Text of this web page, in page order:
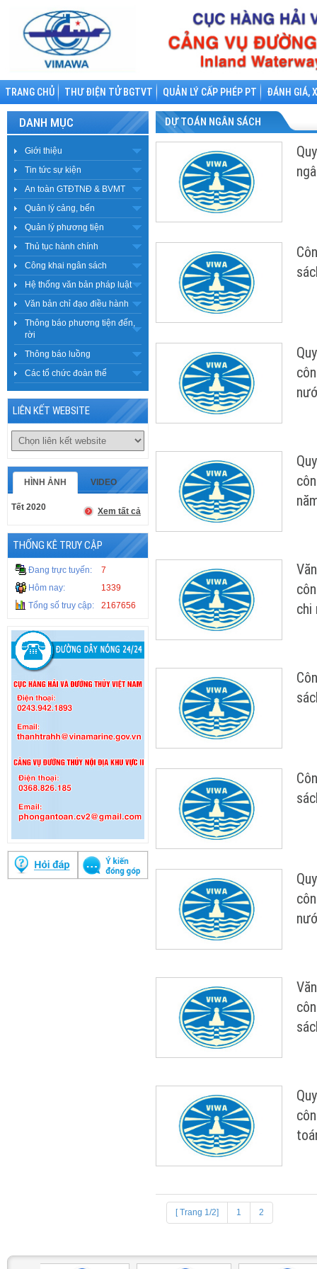
TRANG CHỦ THƯ ĐIỆN TỬ BGTVT QUẢN LÝ CẤP PHÉP PT ĐÁNH GIÁ,
DANH MỤC
Giới thiệu
Tin tức sự kiện
An toàn GTĐTNĐ & BVMT
Quản lý cảng, bến
Quản lý phương tiện
Thủ tục hành chính
Công khai ngân sách
Hệ thống văn bản pháp luật
Văn bản chỉ đạo điều hành
Thông báo phương tiện đến,
rời
Thông báo luồng
Các tổ chức đoàn thể
LIÊN KẾT WEBSITE
HÌNH ẢNH VIDEO
Tết 2020 Xem tất cả
THỐNG KÊ TRUY CẬP
Đang trực tuyến:
7
Hôm nay:
1339
Tổng số truy cập:
2167656
DỰ TOÁN NGÂN SÁCH
chi
[ Trang 1/2] 1 2